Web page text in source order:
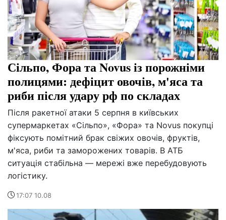
Сільпо, Фора та Novus із порожніми
полицями: дефіцит овочів, м'яса та
риби після удару рф по складах
Після ракетної атаки 5 серпня в київських
супермаркетах «Сільпо», «Фора» та Novus покупці
фіксують помітний брак свіжих овочів, фруктів,
м'яса, риби та заморожених товарів. В АТБ
ситуація стабільна — мережі вже перебудовують
логістику.
17:07 10.08